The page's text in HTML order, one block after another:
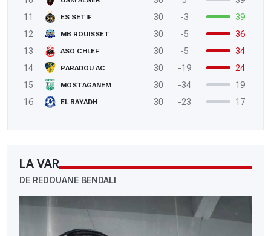
11
ES SETIF 30 -3
39
12
MB ROUISSET 30 -5
36
13
ASO CHLEF 30 -5
34
14
PARADOU AC 30 -19
24
15
MOSTAGANEM 30 -34
19
16
EL BAYADH 30 -23 17
LA VAR
DE REDOUANE BENDALI